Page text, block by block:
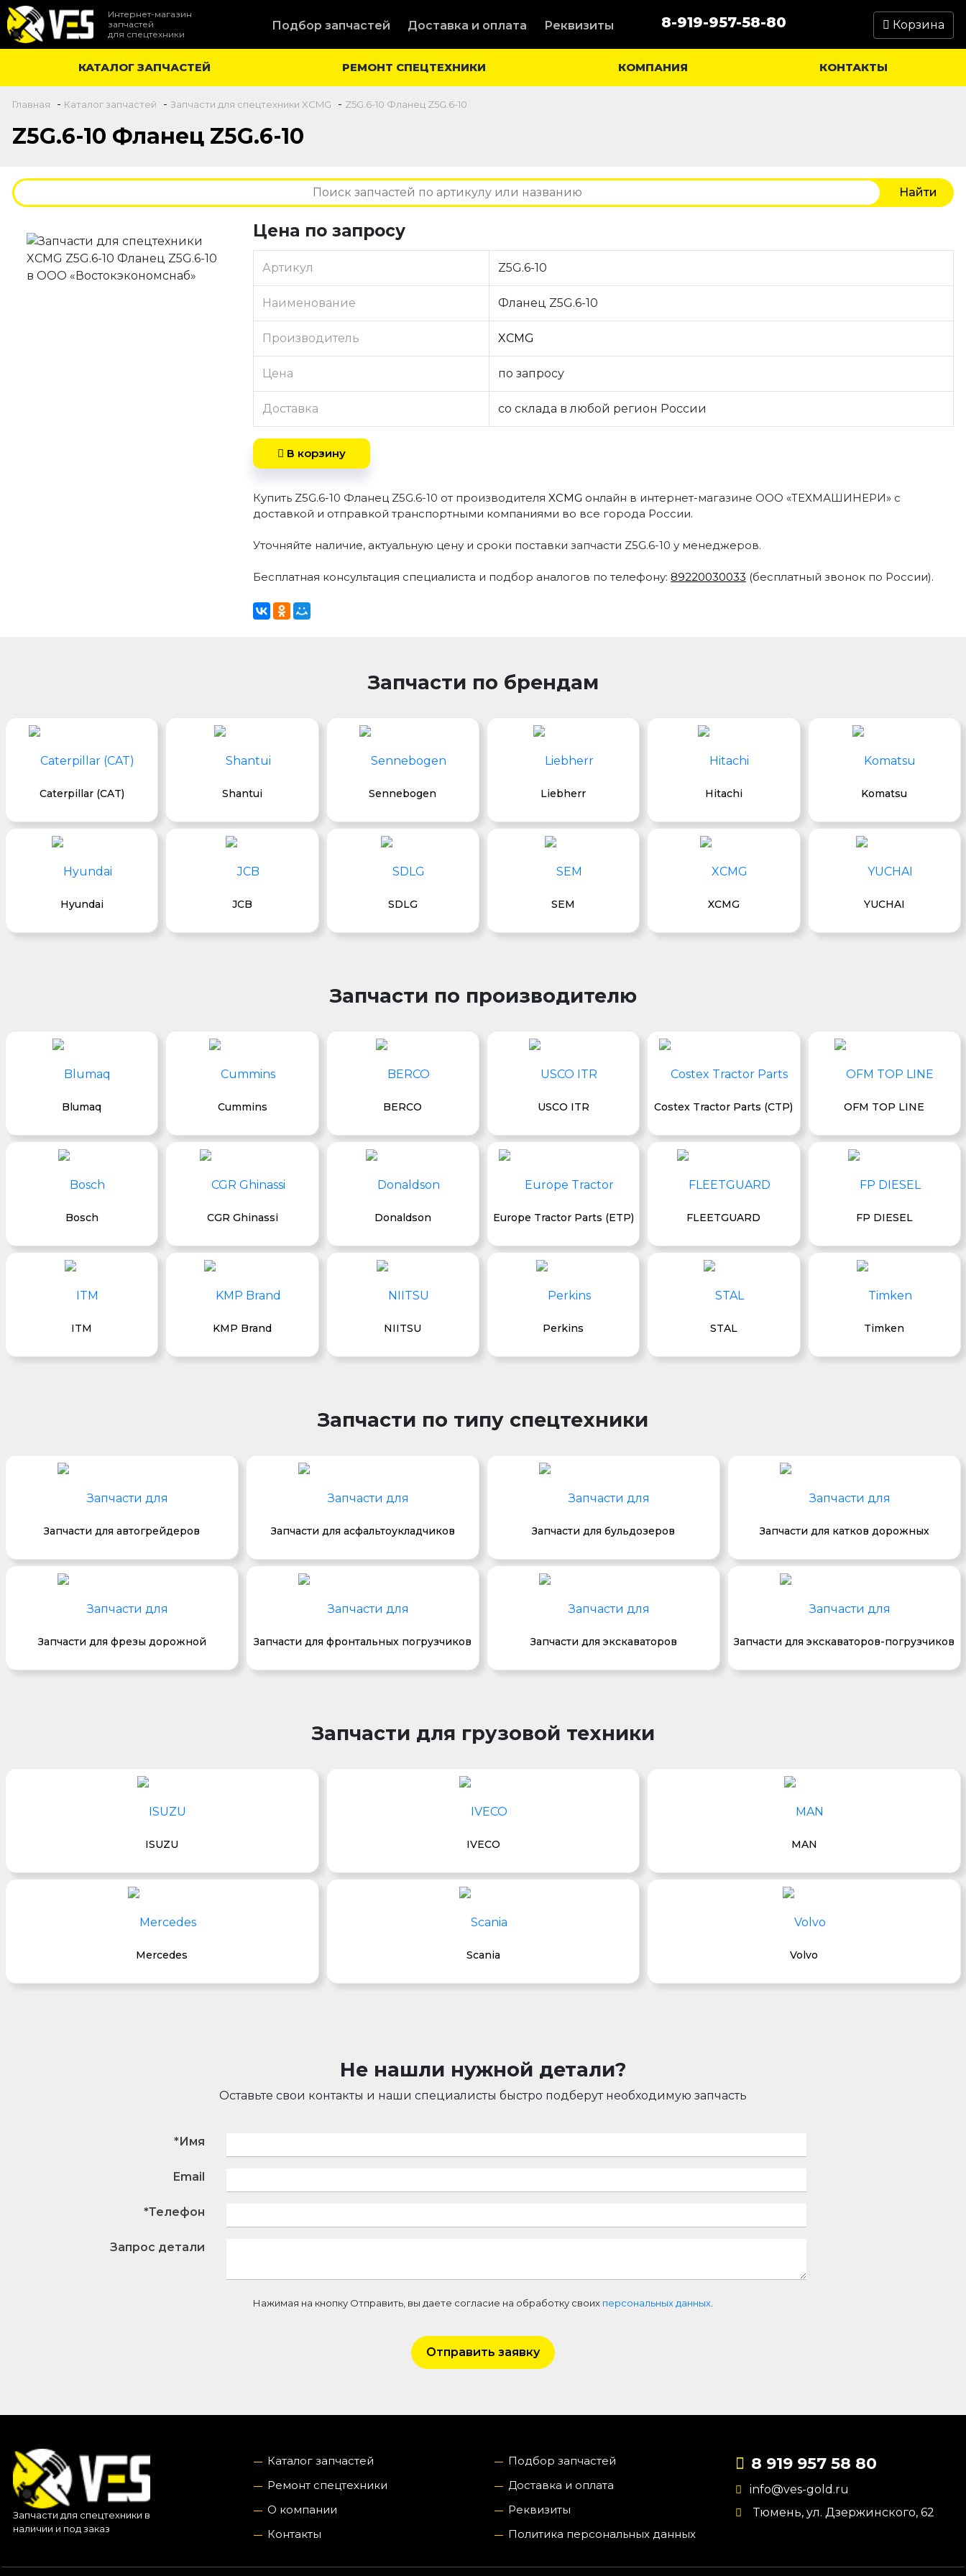
Интернет-магазин
запчастей
для спецтехники
Подбор запчастей Доставка и оплата Реквизиты 8-919-957-58-80 Корзина
КАТАЛОГ ЗАПЧАСТЕЙ РЕМОНТ СПЕЦТЕХНИКИ КОМПАНИЯ КОНТАКТЫ
Главная - Каталог запчастей - Запчасти для спецтехники XCMG - Z5G.6-10 Фланец Z5G.6-10
Z5G.6-10 Фланец Z5G.6-10
Цена по запросу
Артикул Z5G.6-10
Наименование Фланец Z5G.6-10
Производитель XCMG
Цена по запросу
Доставка со склада в любой регион России
В корзину
Купить Z5G.6-10 Фланец Z5G.6-10 от производителя XCMG онлайн в интернет-магазине ООО «ТЕХМАШИНЕРИ» с
доставкой и отправкой транспортными компаниями во все города России.
Уточняйте наличие, актуальную цену и сроки поставки запчасти Z5G.6-10 у менеджеров.
Бесплатная консультация специалиста и подбор аналогов по телефону: 89220030033 (бесплатный звонок по России).
Запчасти по брендам
Caterpillar (CAT) Shantui Sennebogen Liebherr Hitachi Komatsu
Hyundai JCB SDLG SEM XCMG YUCHAI
Запчасти по производителю
Blumaq Cummins BERCO USCO ITR Costex Tractor Parts (CTP) OFM TOP LINE
Bosch CGR Ghinassi Donaldson Europe Tractor Parts (ETP) FLEETGUARD FP DIESEL
ITM KMP Brand NIITSU Perkins STAL Timken
Запчасти по типу спецтехники
Запчасти для автогрейдеров Запчасти для асфальтоукладчиков Запчасти для бульдозеров Запчасти для катков дорожных
Запчасти для фрезы дорожной Запчасти для фронтальных погрузчиков Запчасти для экскаваторов Запчасти для экскаваторов-погрузчиков
Запчасти для грузовой техники
ISUZU IVECO MAN
Mercedes Scania Volvo
Не нашли нужной детали?
Оставьте свои контакты и наши специалисты быстро подберут необходимую запчасть
*Имя
Email
*Телефон
Запрос детали
Нажимая на кнопку Отправить, вы даете согласие на обработку своих персональных данных.
Отправить заявку
Запчасти для спецтехники в
наличии и под заказ
Каталог запчастей
Ремонт спецтехники
О компании
Контакты
Подбор запчастей
Доставка и оплата
Реквизиты
Политика персональных данных
8 919 957 58 80
info@ves-gold.ru
Тюмень, ул. ​Дзержинского, 62